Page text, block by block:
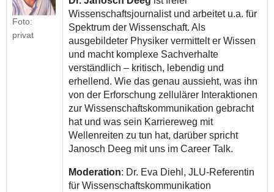
Foto:
privat
Wissenschaftsjournalist und arbeitet u.a. für
Spektrum der Wissenschaft. Als
ausgebildeter Physiker vermittelt er Wissen
und macht komplexe Sachverhalte
verständlich – kritisch, lebendig und
erhellend. Wie das genau aussieht, was ihn
von der Erforschung zellulärer Interaktionen
zur Wissenschaftskommunikation gebracht
hat und was sein Karriereweg mit
Wellenreiten zu tun hat, darüber spricht
Janosch Deeg mit uns im Career Talk.
Moderation: Dr. Eva Diehl, JLU-Referentin
für Wissenschaftskommunikation